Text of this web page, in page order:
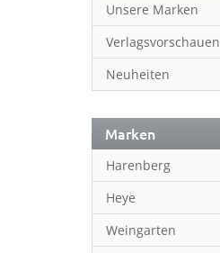
Unsere Marken
Verlagsvorschauen
Neuheiten
Marken
Harenberg
Heye
Weingarten